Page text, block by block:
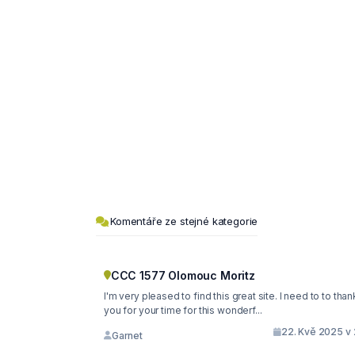
Komentáře ze stejné kategorie
CCC 1577 Olomouc Moritz
I'm very pleased to find this great site. I need to to thank
you for your time for this wonderf...
Garnet 22. Kvě 2025 v